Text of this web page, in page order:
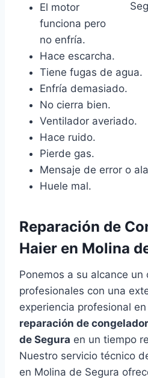
El motor
funciona pero
no enfría.
Hace escarcha.
Tiene fugas de agua.
Enfría demasiado.
No cierra bien.
Ventilador averiado.
Hace ruido.
Pierde gas.
Mensaje de error o
Huele mal.
Reparación de
Haier en Molina
Ponemos a su alcance un
profesionales con una
experiencia profesional en
reparación de
de Segura en un tiempo
Nuestro servicio técnico
en Molina de Segura